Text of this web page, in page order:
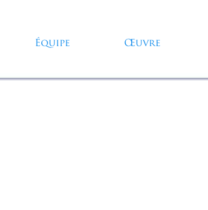
▼
Équipe ▼
Œuvre